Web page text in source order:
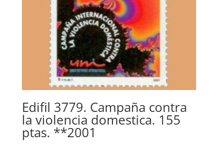
Edifil 3779. Campaña contra
la violencia domestica. 155
ptas. **2001